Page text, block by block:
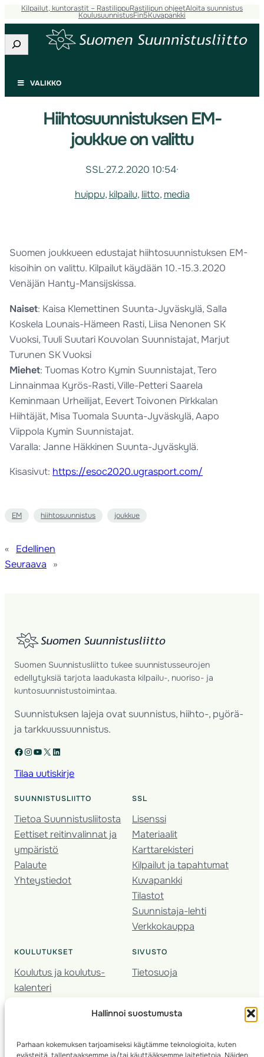
Hallinnoi suostumusta
Parhaan kokemuksen tarjoamiseksi käytämme teknologioita, kuten
Kilpailut, kuntorastit – RastilippuRastilipun ohjeetAloita suunnistus
KoulusuunnistusFin5Kuvapankki
Etsi
VALIKKO
Hiihtosuunnistuksen EM-
joukkue on valittu
SSL·27.2.2020 10:54·
huippu, kilpailu, liitto, media
Suomen joukkueen edustajat hiihtosuunnistuksen EM-
kisoihin on valittu. Kilpailut käydään 10.-15.3.2020
Venäjän Hanty-Mansijskissa.
Naiset: Kaisa Klemettinen Suunta-Jyväskylä, Salla
Koskela Lounais-Hämeen Rasti, Liisa Nenonen SK
Vuoksi, Tuuli Suutari Kouvolan Suunnistajat, Marjut
Turunen SK Vuoksi
Miehet: Tuomas Kotro Kymin Suunnistajat, Tero
Linnainmaa Kyrös-Rasti, Ville-Petteri Saarela
Keminmaan Urheilijat, Eevert Toivonen Pirkkalan
Hiihtäjät, Misa Tuomala Suunta-Jyväskylä, Aapo
Viippola Kymin Suunnistajat.
Varalla: Janne Häkkinen Suunta-Jyväskylä.
Kisasivut: https://esoc2020.ugrasport.com/
EM hiihtosuunnistus joukkue
«
Edellinen
Seuraava
»
Suomen Suunnistusliitto tukee suunnistusseurojen
edellytyksiä tarjota laadukasta kilpailu-, nuoriso- ja
kuntosuunnistustoimintaa.
Suunnistuksen lajeja ovat suunnistus, hiihto-, pyörä-
ja tarkkuussuunnistus.
Facebook Instagram YouTube X LinkedIn
Tilaa uutiskirje
SUUNNISTUSLIITTO
Tietoa Suunnistusliitosta
Eettiset reitinvalinnat ja
ympäristö
Palaute
Yhteystiedot
SSL
Lisenssi
Materiaalit
Karttarekisteri
Kilpailut ja tapahtumat
Kuvapankki
Tilastot
Suunnistaja-lehti
Verkkokauppa
KOULUTUKSET
Koulutus ja koulutus­
kalenteri
Seura­kehittäminen
Kartoitus
SIVUSTO
Tietosuoja